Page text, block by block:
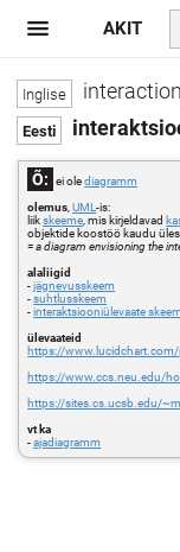
Õ: ei olediagramm
olemus ,UML-is:
liikskeeme , mis kirjeldavad
objektide koostöö kaudu
=a diagram envisioning the
alaliigid
-jägnevusskeem
-suhtlusskeem
-interaktsiooniülevaate skeem
ülevaateid
https://
https://www.ccs.neu.edu/
https://sites.cs.ucsb.edu/
vt ka
-ajadiagramm
AKIT